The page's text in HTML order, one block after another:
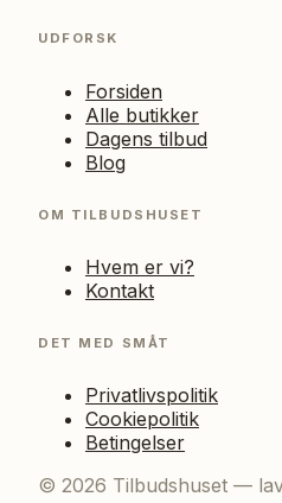
UDFORSK
Forsiden
Alle butikker
Dagens tilbud
Blog
OM TILBUDSHUSET
Hvem er vi?
Kontakt
DET MED SMÅT
Privatlivspolitik
Cookiepolitik
Betingelser
© 2026 Tilbudshuset —